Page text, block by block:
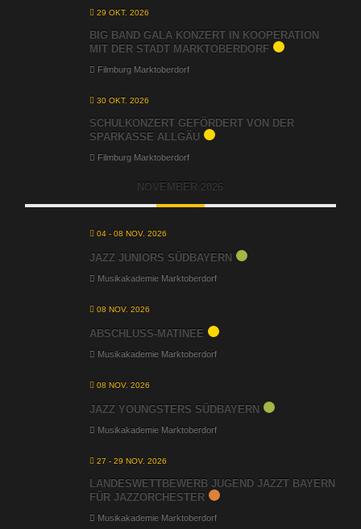
29 OKT. 2026
BIG BAND GALA KONZERT IN KOOPERATION
MIT DER STADT MARKTOBERDORF
Filmburg Marktoberdorf
30 OKT. 2026
SCHULKONZERT GEFÖRDERT VON DER
SPARKASSE ALLGÄU
Filmburg Marktoberdorf
NOVEMBER 2026
04 - 08 NOV. 2026
JAZZ JUNIORS SÜDBAYERN
Musikakademie Marktoberdorf
08 NOV. 2026
ABSCHLUSS-MATINEE
Musikakademie Marktoberdorf
08 NOV. 2026
JAZZ YOUNGSTERS SÜDBAYERN
Musikakademie Marktoberdorf
27 - 29 NOV. 2026
LANDESWETTBEWERB JUGEND JAZZT BAYERN
FÜR JAZZORCHESTER
Musikakademie Marktoberdorf